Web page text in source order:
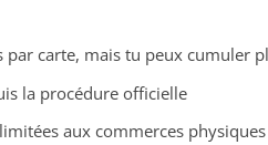
carte, mais tu peux cumuler
la procédure officielle
aux commerces